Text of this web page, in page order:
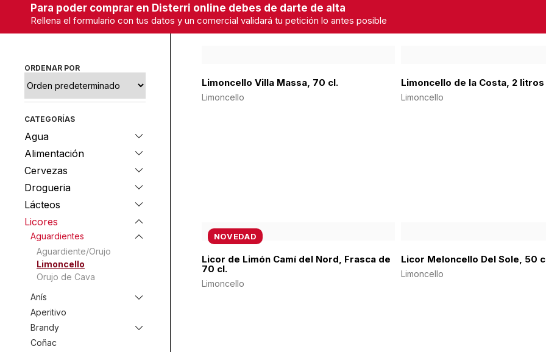
Para poder comprar en Disterri online debes de darte de alta
Rellena el formulario con tus datos y un comercial validará tu petición lo antes posible
ORDENAR POR
CATEGORÍAS
Agua
Alimentación
Cervezas
Drogueria
Lácteos
Licores
Aguardientes
Aguardiente/Orujo
Limoncello
Orujo de Cava
Anís
Aperitivo
Brandy
Coñac
Limoncello Villa Massa, 70 cl.
Limoncello
Limoncello de la Costa, 2 litros
Limoncello
NOVEDAD
Licor de Limón Camí del Nord, Frasca de
70 cl.
Limoncello
Licor Meloncello Del Sole, 50
Limoncello